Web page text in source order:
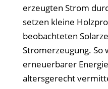
erzeugten Strom
setzen kleine
beobachteten
Stromerzeugung. So
erneuerbarer
altersgerecht